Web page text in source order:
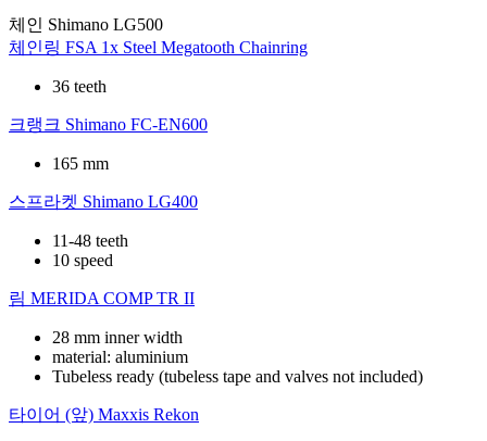
체인 Shimano LG500
체인링 FSA 1x Steel Megatooth Chainring
36 teeth
크랭크 Shimano FC-EN600
165 mm
스프라켓 Shimano LG400
11-48 teeth
10 speed
림 MERIDA COMP TR II
28 mm inner width
material: aluminium
Tubeless ready (tubeless tape and valves not included)
타이어 (앞) Maxxis Rekon